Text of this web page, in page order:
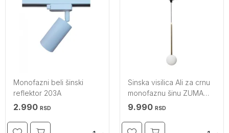
Monofazni beli šinski
reflektor 203A
2.990 RSD
Sinska visilica Ali za crnu
monofaznu šinu ZUMA
LINE
9.990 RSD